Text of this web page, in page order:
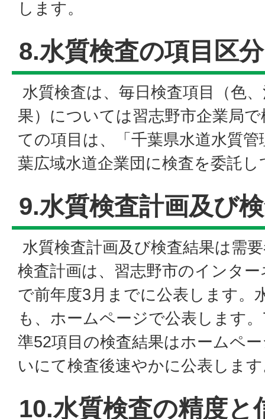
します。
8.水質検査の項目区分
水質検査は、毎日検査項目（色
果）については習志野市企業局
ての項目は、「千葉県水道水質
葉広域水道企業団に検査を委託
9.水質検査計画及び
水質検査計画及び検査結果は需
検査計画は、習志野市のインタ
で前年度3月までに公表します。
も、ホームページで公表します
準52項目の検査結果はホームペ
いにて検査後速やかに公表しま
10.水質検査の精度と